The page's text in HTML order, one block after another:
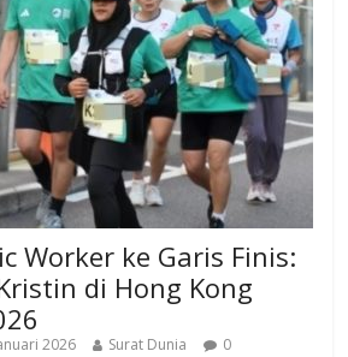
Worker ke Garis Finis:
di Hong Kong
2026 Surat Dunia 0